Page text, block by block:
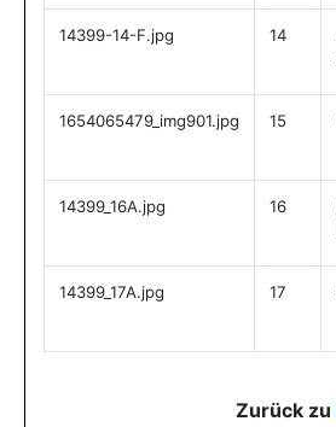
14399-14-F.jpg 14
1654065479_img901.jpg 15
14399_16A.jpg 16
14399_17A.jpg 17
Zurück zu